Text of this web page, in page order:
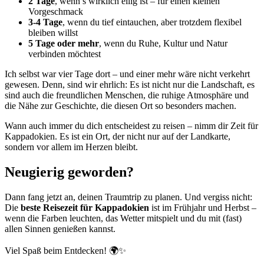
Vorgeschmack
3-4 Tage, wenn du tief eintauchen, aber trotzdem flexibel
bleiben willst
5 Tage oder mehr, wenn du Ruhe, Kultur und Natur
verbinden möchtest
Ich selbst war vier Tage dort – und einer mehr wäre nicht verkehrt
gewesen. Denn, sind wir ehrlich: Es ist nicht nur die Landschaft, es
sind auch die freundlichen Menschen, die ruhige Atmosphäre und
die Nähe zur Geschichte, die diesen Ort so besonders machen.
Wann auch immer du dich entscheidest zu reisen – nimm dir Zeit für
Kappadokien. Es ist ein Ort, der nicht nur auf der Landkarte,
sondern vor allem im Herzen bleibt.
Neugierig geworden?
Dann fang jetzt an, deinen Traumtrip zu planen. Und vergiss nicht:
Die beste Reisezeit für Kappadokien ist im Frühjahr und Herbst –
wenn die Farben leuchten, das Wetter mitspielt und du mit (fast)
allen Sinnen genießen kannst.
Viel Spaß beim Entdecken! 🌍✨